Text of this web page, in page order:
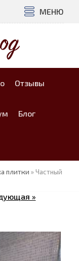
МЕНЮ
Отзывы
Блог
плитки » Частный
»